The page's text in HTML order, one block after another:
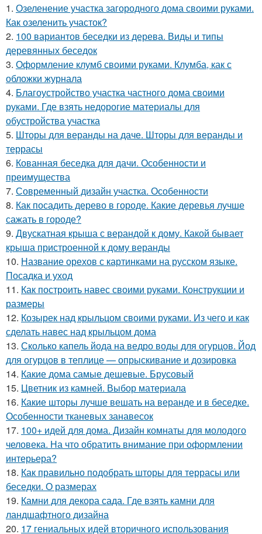
1. Озеленение участка загородного дома своими руками.
Как озеленить участок?
2. 100 вариантов беседки из дерева. Виды и типы
деревянных беседок
3. Оформление клумб своими руками. Клумба, как с
обложки журнала
4. Благоустройство участка частного дома своими
руками. Где взять недорогие материалы для
обустройства участка
5. Шторы для веранды на даче. Шторы для веранды и
террасы
6. Кованная беседка для дачи. Особенности и
преимущества
7. Современный дизайн участка. Особенности
8. Как посадить дерево в городе. Какие деревья лучше
сажать в городе?
9. Двускатная крыша с верандой к дому. Какой бывает
крыша пристроенной к дому веранды
10. Название орехов с картинками на русском языке.
Посадка и уход
11. Как построить навес своими руками. Конструкции и
размеры
12. Козырек над крыльцом своими руками. Из чего и как
сделать навес над крыльцом дома
13. Сколько капель йода на ведро воды для огурцов. Йод
для огурцов в теплице — опрыскивание и дозировка
14. Какие дома самые дешевые. Брусовый
15. Цветник из камней. Выбор материала
16. Какие шторы лучше вешать на веранде и в беседке.
Особенности тканевых занавесок
17. 100+ идей для дома. Дизайн комнаты для молодого
человека. На что обратить внимание при оформлении
интерьера?
18. Как правильно подобрать шторы для террасы или
беседки. О размерах
19. Камни для декора сада. Где взять камни для
ландшафтного дизайна
20. 17 гениальных идей вторичного использования